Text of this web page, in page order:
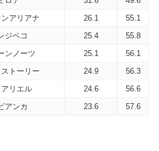
アリアナ 26.1
55.1
ジペコ 25.4
55.8
ンノーツ 25.1
56.1
トーリー 24.9
56.3
リエル 24.6
56.6
アンカ 23.6 57.6